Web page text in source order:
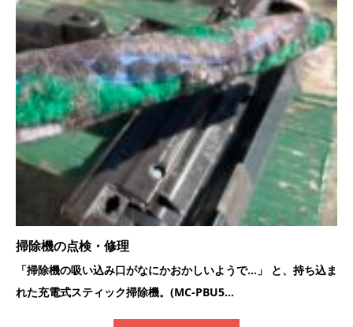
掃除機の点検・修理
「掃除機の吸い込み口がなにかおかしいようで…」 と、持ち込ま
れた充電式スティック掃除機。(MC-PBU5...